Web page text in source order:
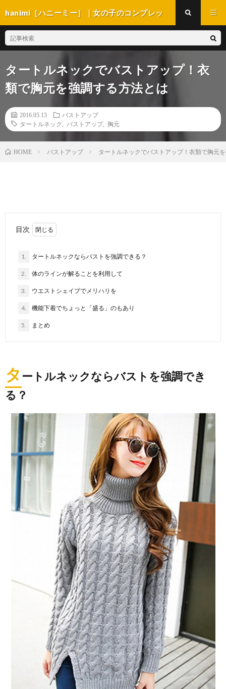
hanimi［ハニーミー］｜女の子のコンプレッ
タートルネックでバストアップ！衣
類で胸元を強調する方法とは
2016.05.13
バストアップ
タートルネック
バストアップ, 胸元
HOME バストアップ タートルネックでバストアップ！衣類で胸元
目次
1. タートルネックならバストを強調できる？
2. 体のラインが解ることを利用して
3. ウエストシェイプでメリハリを
4. 機能下着でちょっと「盛る」のもあり
5. まとめ
タ ートルネックならバストを強調でき
る？